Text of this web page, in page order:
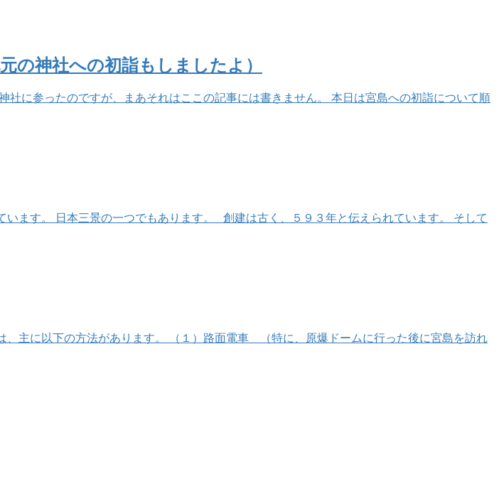
神社への初詣もしましたよ）
に参ったのですが、まあそれはここの記事には書きません。 本日は宮島への初詣について順
ます。 日本三景の一つでもあります。 創建は古く、５９３年と伝えられています。 そして
主に以下の方法があります。 （１）路面電車 （特に、原爆ドームに行った後に宮島を訪れ